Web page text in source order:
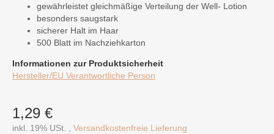
gewährleistet gleichmäßige Verteilung der Well- Lotion
besonders saugstark
sicherer Halt im Haar
500 Blatt im Nachziehkarton
Informationen zur Produktsicherheit
Hersteller/EU Verantwortliche Person
1,29 €
inkl. 19% USt. , Versandkostenfreie Lieferung